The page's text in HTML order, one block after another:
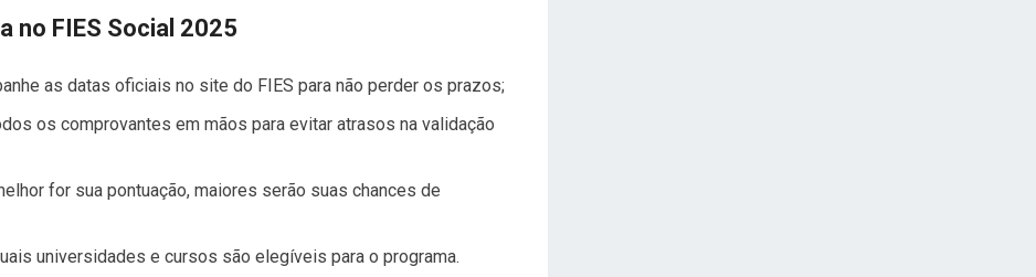
no FIES Social 2025
as datas oficiais no site do FIES para não perder os prazos;
os comprovantes em mãos para evitar atrasos na validação
for sua pontuação, maiores serão suas chances de
universidades e cursos são elegíveis para o programa.